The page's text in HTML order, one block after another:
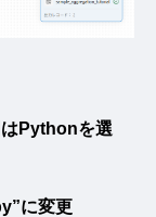
Pythonを選
に変更